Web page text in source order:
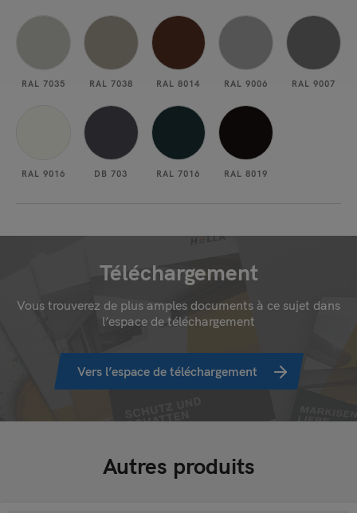
RAL 7035 RAL 7038 RAL 8014 RAL 9006 RAL 9007
RAL 9016 DB 703 RAL 7016 RAL 8019
Téléchargement
Vous trouverez de plus amples documents à ce sujet dans
l’espace de téléchargement
Vers l’espace de téléchargement
Autres produits